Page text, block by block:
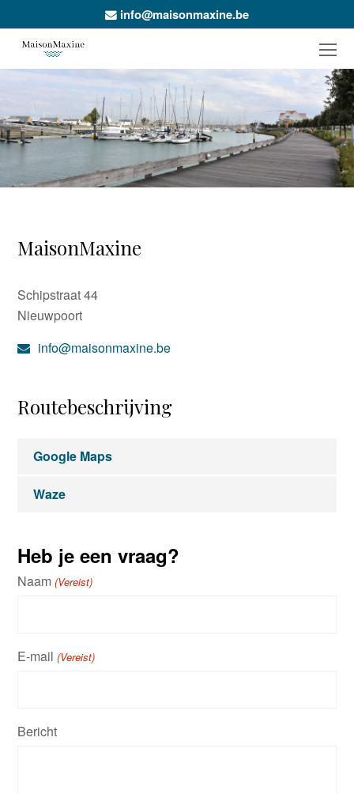
info@maisonmaxine.be
MaisonMaxine
Schipstraat 44
Nieuwpoort
info@maisonmaxine.be
Routebeschrijving
Google Maps
Waze
Heb je een vraag?
Naam (Vereist)
E-mail (Vereist)
Bericht